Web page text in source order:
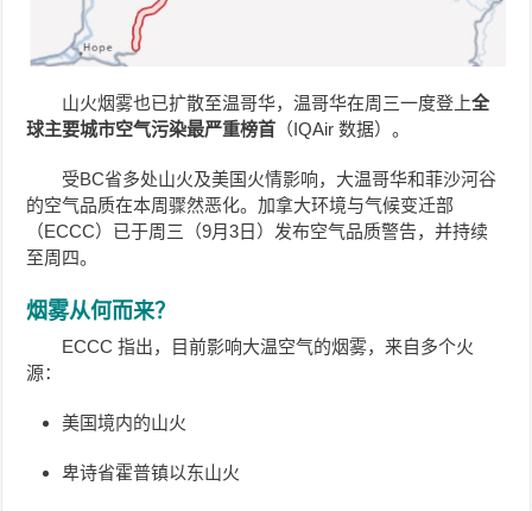
山火烟雾也已扩散至温哥华，温哥华在周三一度登上全
球主要城市空气污染最严重榜首 （IQAir 数据）。
受BC省多处山火及美国火情影响，大温哥华和菲沙河谷
的空气品质在本周骤然恶化。加拿大环境与气候变迁部
（ECCC）已于周三（9月3日）发布空气品质警告，并持续
至周四。
烟雾从何而来？
ECCC 指出，目前影响大温空气的烟雾，来自多个火
源：
美国境内的山火
卑诗省霍普镇以东山火